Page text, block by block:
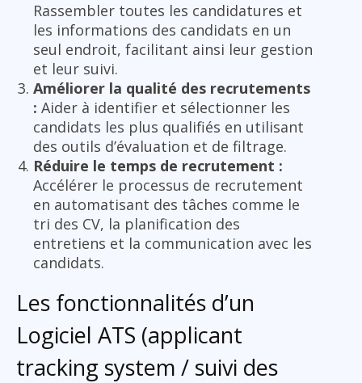
Rassembler toutes les candidatures et
les informations des candidats en un
seul endroit, facilitant ainsi leur gestion
et leur suivi.
Améliorer la qualité des recrutements
: Aider à identifier et sélectionner les
candidats les plus qualifiés en utilisant
des outils d’évaluation et de filtrage.
Réduire le temps de recrutement :
Accélérer le processus de recrutement
en automatisant des tâches comme le
tri des CV, la planification des
entretiens et la communication avec les
candidats.
Les fonctionnalités d’un
Logiciel ATS (applicant
tracking system / suivi des